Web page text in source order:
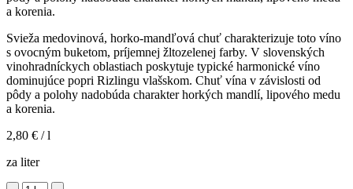
a korenia.
Svieža medovinová, horko-mandľová chuť charakterizuje toto víno
s ovocným buketom, príjemnej žltozelenej farby. V slovenských
vinohradníckych oblastiach poskytuje typické harmonické víno
dominujúce popri Rizlingu vlašskom. Chuť vína v závislosti od
pôdy a polohy nadobúda charakter horkých mandlí, lipového medu
a korenia.
2,80 € / l
za liter